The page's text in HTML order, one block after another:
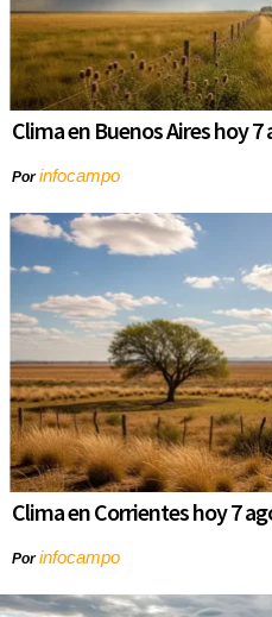
Clima en Buenos Aires hoy 7
Porinfocampo
Clima en Corrientes hoy 7
Porinfocampo